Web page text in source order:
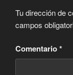
Tu dirección de
campos
Comentario*